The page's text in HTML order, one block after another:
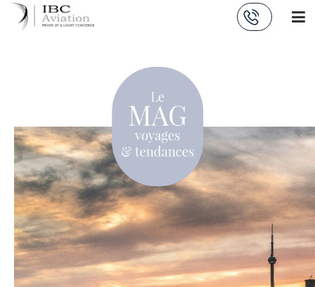
Panneau de gestion des cookies